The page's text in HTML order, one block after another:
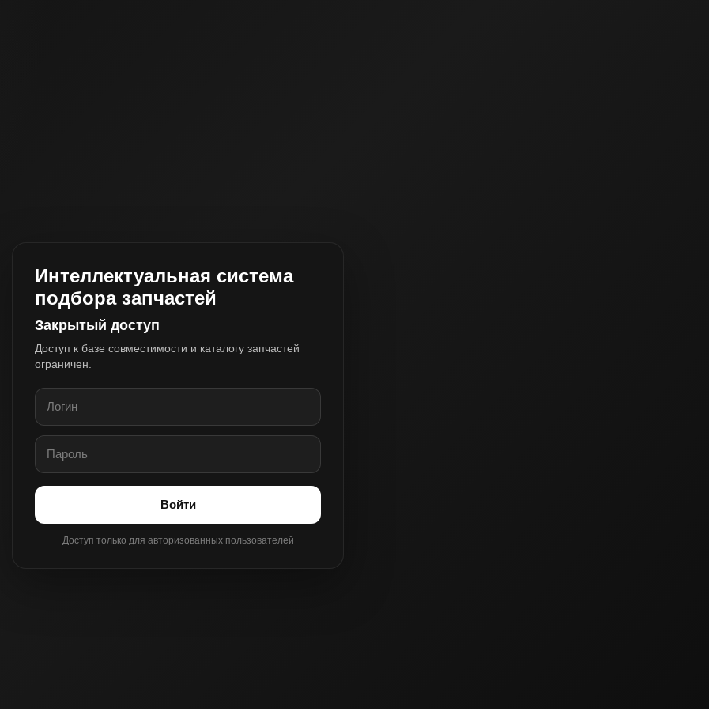
Интеллектуальная система
подбора запчастей
Закрытый доступ
Доступ к базе совместимости и каталогу запчастей
ограничен.
Войти
Доступ только для авторизованных пользователей